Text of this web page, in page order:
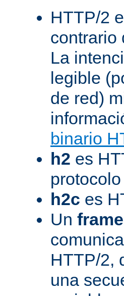
HTTP/2
contrario
La
legible
de red)
binario
h2 es
h2c es
Un frame
HTTP/2,
una